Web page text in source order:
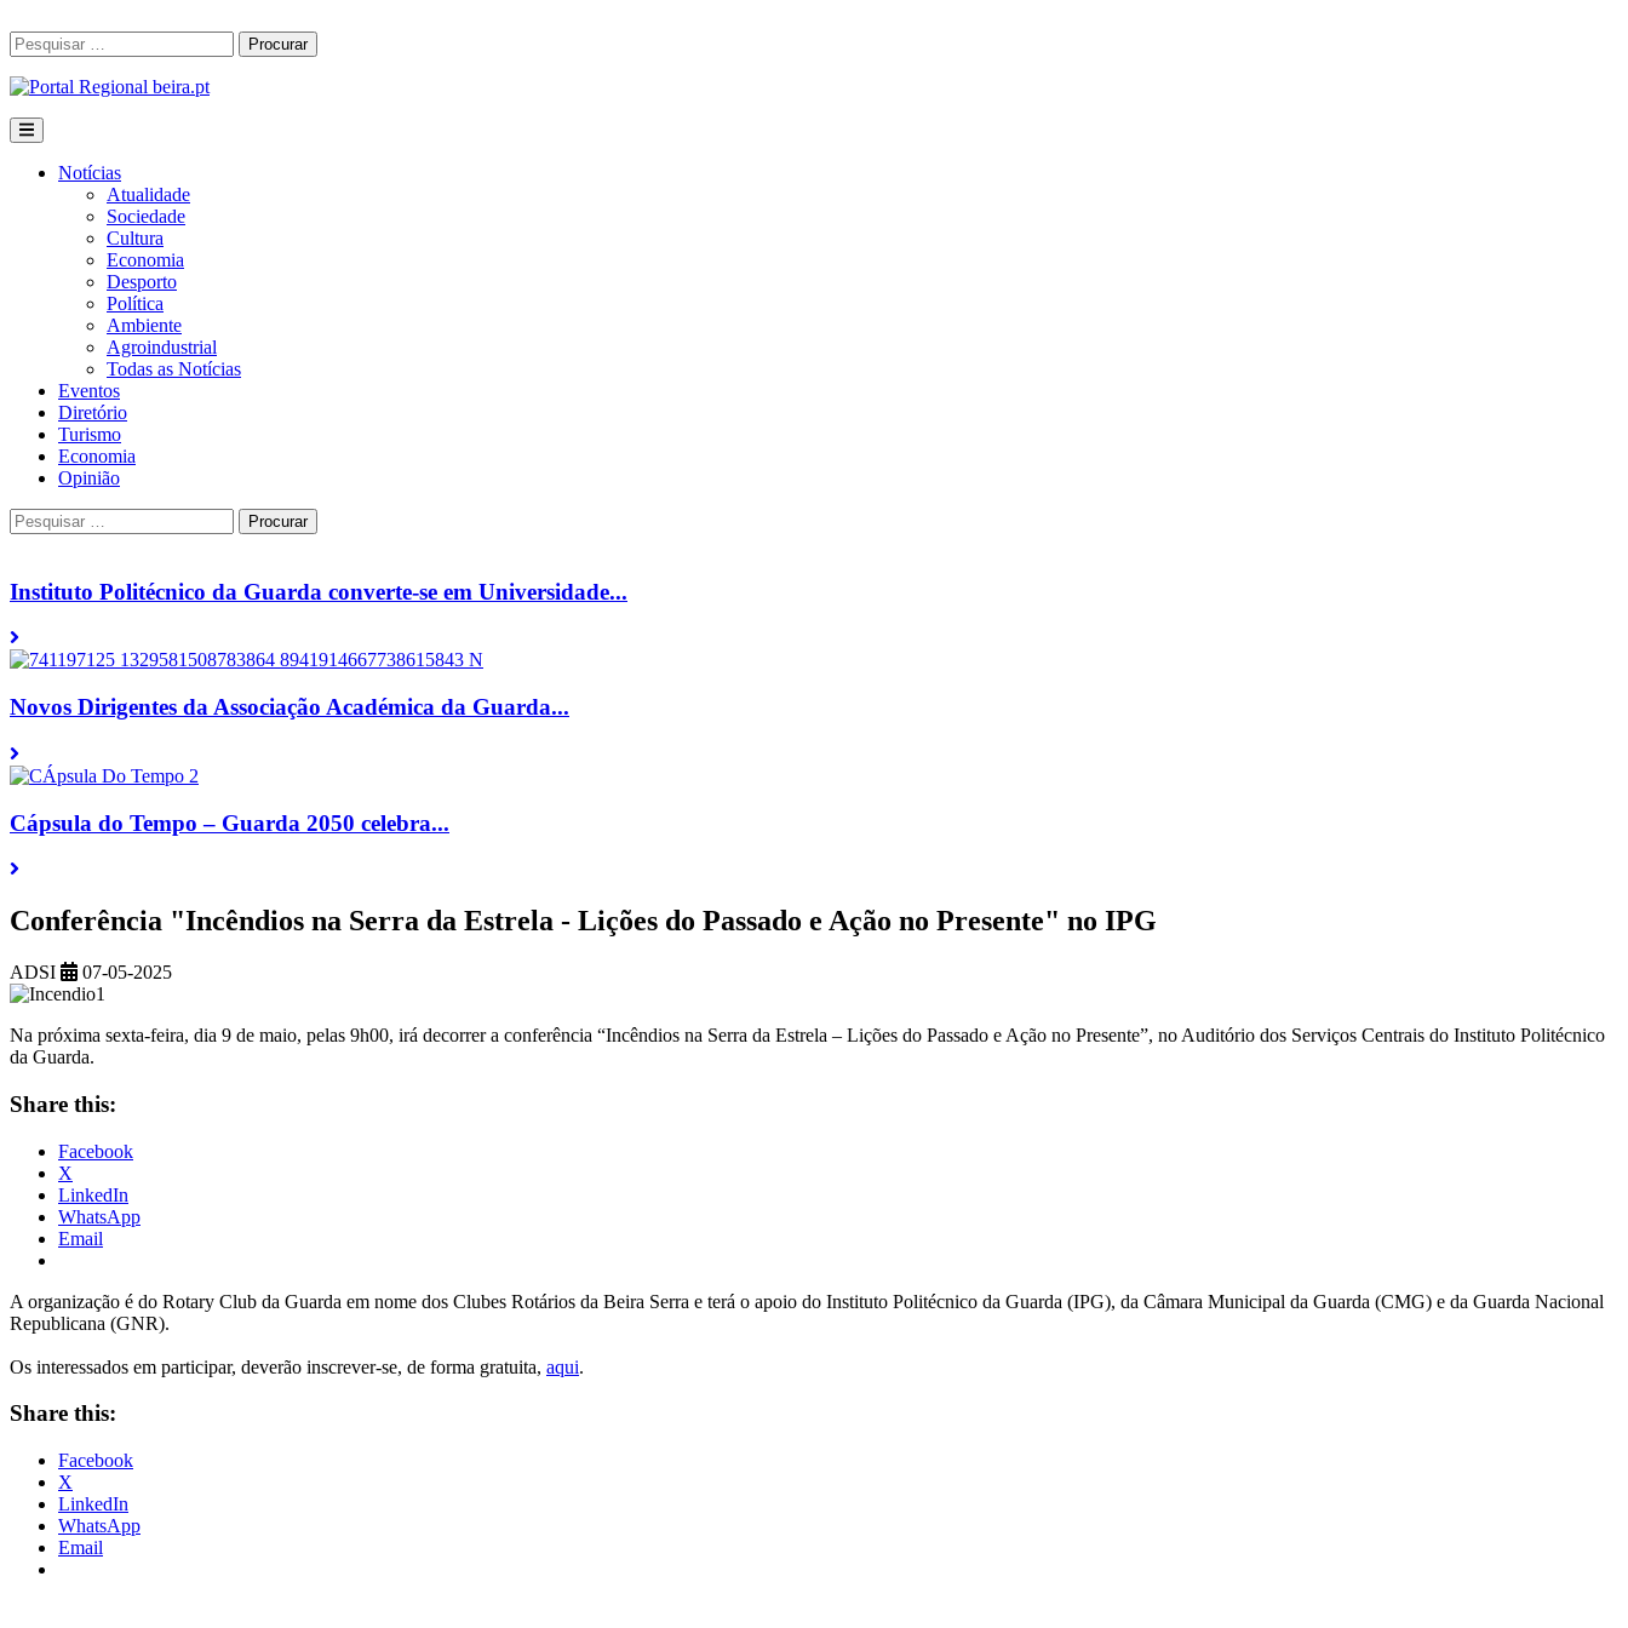
to
content
Procurar
por:
Procurar
Notícias
Atualidade
Sociedade
Cultura
Economia
Desporto
Política
Ambiente
Agroindustrial
Todas as Notícias
Eventos
Diretório
Turismo
Economia
Opinião
Procurar
por:
Procurar
Instituto Politécnico da Guarda converte-se em Universidade...
Novos Dirigentes da Associação Académica da Guarda...
Cápsula do Tempo – Guarda 2050 celebra...
Conferência "Incêndios na Serra da Estrela - Lições do Passado e Ação no Presente" no IPG
ADSI 07-05-2025
Na próxima sexta-feira, dia 9 de maio, pelas 9h00, irá decorrer a conferência “Incêndios na Serra da Estrela – Lições do Passado e Ação no Presente”, no Auditório dos Serviços Centrais do Instituto Politécnico
da Guarda.
Share this:
Facebook
X
LinkedIn
WhatsApp
Email
A organização é do Rotary Club da Guarda em nome dos Clubes Rotários da Beira Serra e terá o apoio do Instituto Politécnico da Guarda (IPG), da Câmara Municipal da Guarda (CMG) e da Guarda Nacional
Republicana (GNR).
Os interessados em participar, deverão inscrever-se, de forma gratuita, aqui.
Share this:
Facebook
X
LinkedIn
WhatsApp
Email